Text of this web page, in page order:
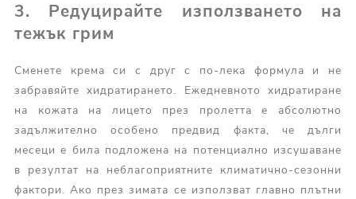
3. Редуцирайте използването на
тежък грим
Сменете крема си с друг с по-лека формула и не
забравяйте хидратирането. Ежедневното хидратиране
на кожата на лицето през пролетта е абсолютно
задължително особено предвид факта, че дълги
месеци е била подложена на потенциално изсушаване
в резултат на неблагоприятните климатично-сезонни
фактори. Ако през зимата се използват главно плътни